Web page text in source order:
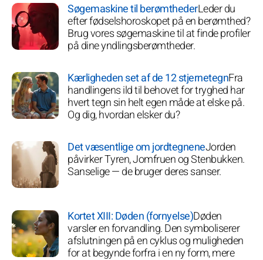
Søgemaskine til berømthederLeder du
efter fødselshoroskopet på en berømthed?
Brug vores søgemaskine til at finde profiler
på dine yndlingsberømtheder.
Kærligheden set af de 12 stjernetegnFra
handlingens ild til behovet for tryghed har
hvert tegn sin helt egen måde at elske på.
Og dig, hvordan elsker du?
Det væsentlige om jordtegneneJorden
påvirker Tyren, Jomfruen og Stenbukken.
Sanselige — de bruger deres sanser.
Kortet XIII: Døden (fornyelse)Døden
varsler en forvandling. Den symboliserer
afslutningen på en cyklus og muligheden
for at begynde forfra i en ny form, mere